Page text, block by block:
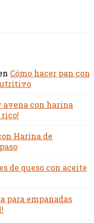
Cómo hacer pan con
avena con harina
Harina de
de queso con aceite
para empanadas